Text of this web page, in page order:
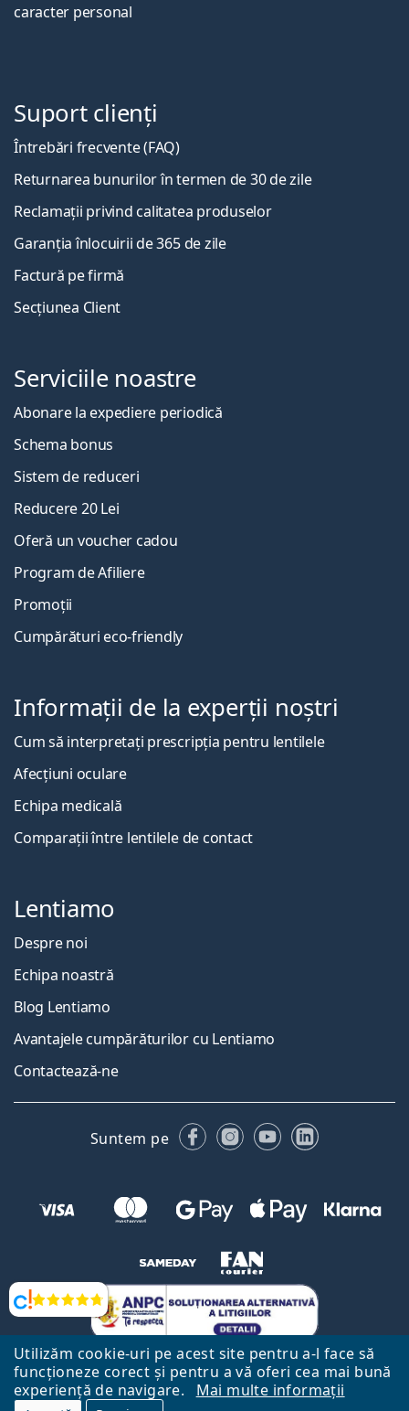
Utilizăm cookie-uri pe acest site pentru a-l face să
funcționeze corect și pentru a vă oferi cea mai bună
experiență de navigare.
Mai multe informații
Opinii
caracter personal
Suport clienți
Întrebări frecvente (FAQ)
Returnarea bunurilor în termen de 30 de zile
Reclamații privind calitatea produselor
Garanția înlocuirii de 365 de zile
Factură pe firmă
Secțiunea Client
Serviciile noastre
Abonare la expediere periodică
Schema bonus
Sistem de reduceri
Reducere 20 Lei
Oferă un voucher cadou
Program de Afiliere
Promoții
Cumpărături eco-friendly
Informații de la experții noștri
Cum să interpretați prescripția pentru lentilele
Afecțiuni oculare
Echipa medicală
Comparații între lentilele de contact
Lentiamo
Despre noi
Echipa noastră
Blog Lentiamo
Avantajele cumpărăturilor cu Lentiamo
Contactează-ne
Suntem pe FacebookInstagram
YouTubeLinkedIn